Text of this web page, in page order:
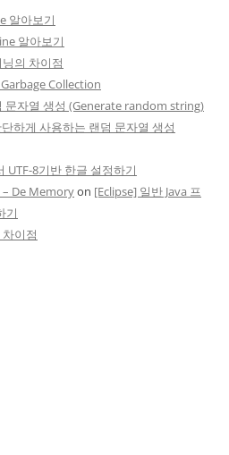
알아보기
알아보기
의 차이점
Collection
문자열 생성 (Generate random string)
단하게 사용하는 랜덤 문자열 생성
UTF-8기반 한글 설정하기
– De Memoryon [Eclipse] 일반 Java 프
기
이점